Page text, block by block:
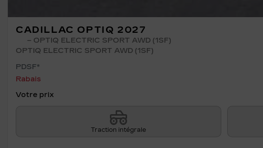
CADILLAC OPTIQ 2027
– OPTIQ ELECTRIC SPORT AWD (1SF)
OPTIQ ELECTRIC SPORT AWD (1SF)
PDSF*
Rabais
Votre prix
Traction intégrale